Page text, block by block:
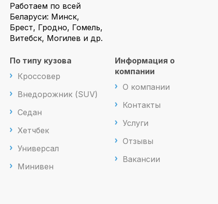
Работаем по всей
Беларуси: Минск,
Брест, Гродно, Гомель,
Витебск, Могилев и др.
По типу кузова
Кроссовер
Внедорожник (SUV)
Седан
Хетчбек
Универсал
Минивен
Информация о
компании
О компании
Контакты
Услуги
Отзывы
Вакансии